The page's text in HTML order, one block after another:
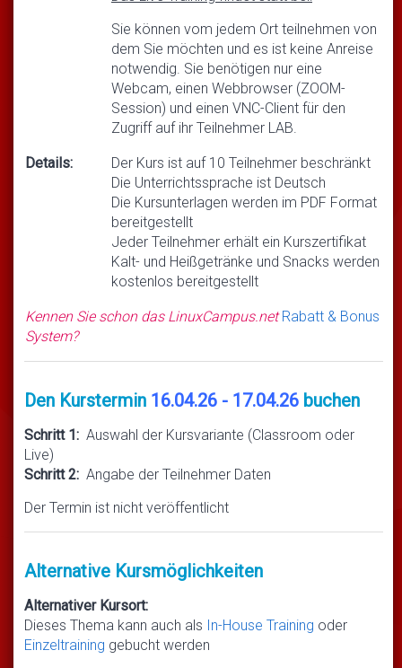
Sie können vom jedem Ort teilnehmen von
dem Sie möchten und es ist keine Anreise
notwendig. Sie benötigen nur eine
Webcam, einen Webbrowser (ZOOM-
Session) und einen VNC-Client für den
Zugriff auf ihr Teilnehmer LAB.
Details:
Der Kurs ist auf 10 Teilnehmer beschränkt
Die Unterrichtssprache ist Deutsch
Die Kursunterlagen werden im PDF Format
bereitgestellt
Jeder Teilnehmer erhält ein Kurszertifikat
Kalt- und Heißgetränke und Snacks werden
kostenlos bereitgestellt
Kennen Sie schon das LinuxCampus.netRabatt & Bonus
System?
Den Kurstermin 16.04.26 - 17.04.26 buchen
Schritt 1: Auswahl der Kursvariante (Classroom oder
Live)
Schritt 2: Angabe der Teilnehmer Daten
Der Termin ist nicht veröffentlicht
Alternative Kursmöglichkeiten
Alternativer Kursort:
Dieses Thema kann auch als In-House Training oder
Einzeltraining gebucht werden